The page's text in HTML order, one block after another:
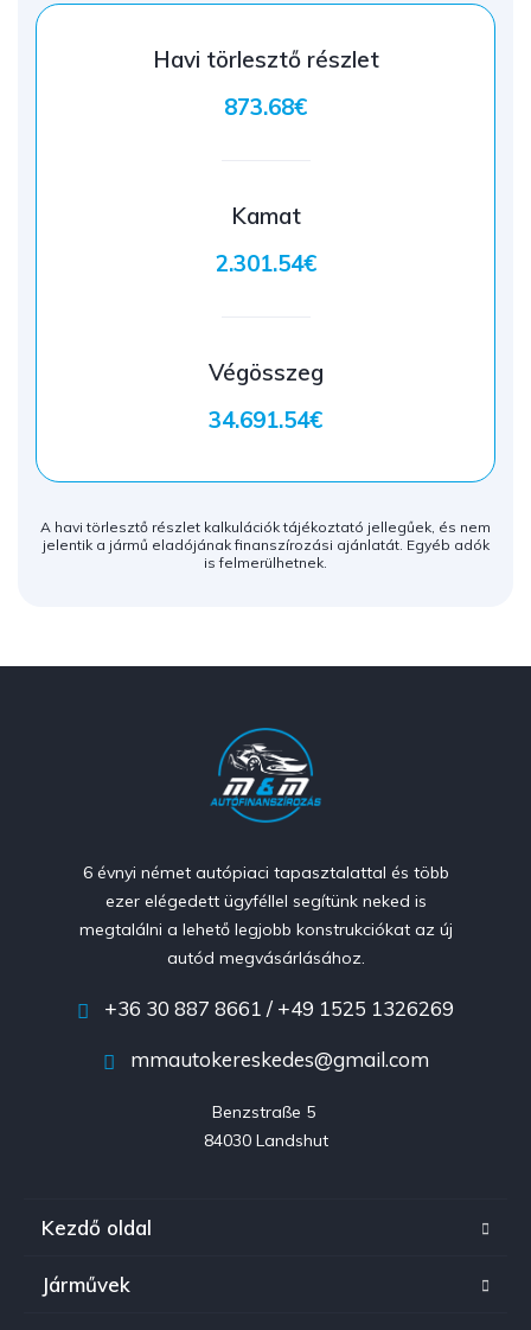
Havi törlesztő részlet
873.68€
Kamat
2.301.54€
Végösszeg
34.691.54€
A havi törlesztő részlet kalkulációk tájékoztató jellegűek, és nem
jelentik a jármű eladójának finanszírozási ajánlatát. Egyéb adók
is felmerülhetnek.
6 évnyi német autópiaci tapasztalattal és több
ezer elégedett ügyféllel segítünk neked is
megtalálni a lehető legjobb konstrukciókat az új
autód megvásárlásához.
+36 30 887 8661 / +49 1525 1326269
mmautokereskedes@gmail.com
Benzstraße 5
84030 Landshut
Kezdő oldal
Járművek